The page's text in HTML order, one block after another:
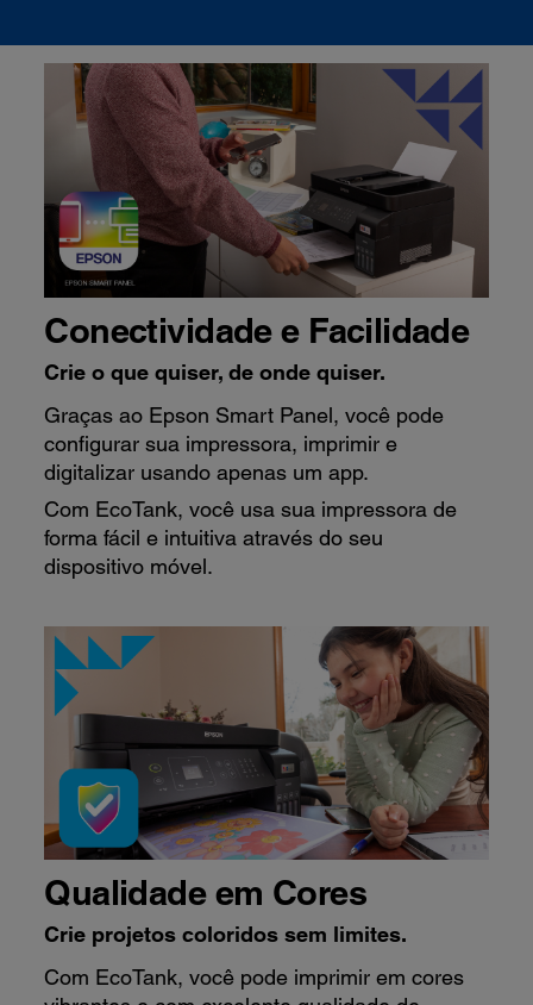
Conectividade e Facilidade
Crie o que quiser, de onde quiser.
Graças ao Epson Smart Panel, você pode
configurar sua impressora, imprimir e
digitalizar usando apenas um app.
Com EcoTank, você usa sua impressora de
forma fácil e intuitiva através do seu
dispositivo móvel.
Qualidade em Cores
Crie projetos coloridos sem limites.
Com EcoTank, você pode imprimir em cores